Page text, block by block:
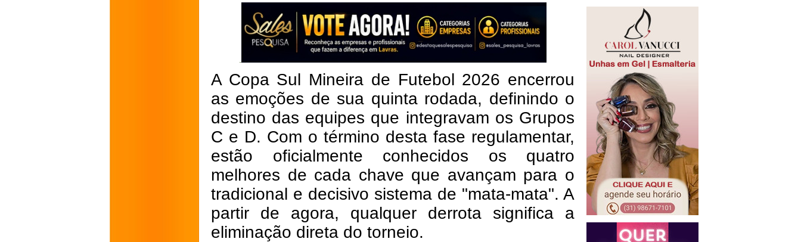
A Copa Sul Mineira de Futebol 2026 encerrou
as emoções de sua quinta rodada, definindo o
destino das equipes que integravam os Grupos
C e D. Com o término desta fase regulamentar,
estão oficialmente conhecidos os quatro
melhores de cada chave que avançam para o
tradicional e decisivo sistema de "mata-mata". A
partir de agora, qualquer derrota significa a
eliminação direta do torneio.